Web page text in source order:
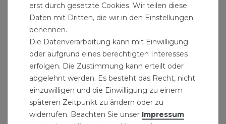
das Rohr eingeführt werden kann. Für die
Montage von Klemmverbindern werden weder
Presswerkzeug noch Pressbacken benötigt. Die
Dichtheit erreicht man durch einfaches Anziehen
der Überwurfmutter. Durch den Konus an der
Uberwurfmutterinnenseite wird der Klemmring
auf das Rohr gequetscht.
Hinweis:Eine einwandfreie Funktion der
erst durch gesetzte Cookies. Wir teilen diese
Daten mit Dritten, die wir in den Einstellungen
benennen.
Die Datenverarbeitung kann mit Einwilligung
oder aufgrund eines berechtigten Interesses
erfolgen. Die Zustimmung kann erteilt oder
abgelehnt werden. Es besteht das Recht, nicht
einzuwilligen und die Einwilligung zu einem
späteren Zeitpunkt zu ändern oder zu
widerrufen. Beachten Sie unser Impressum